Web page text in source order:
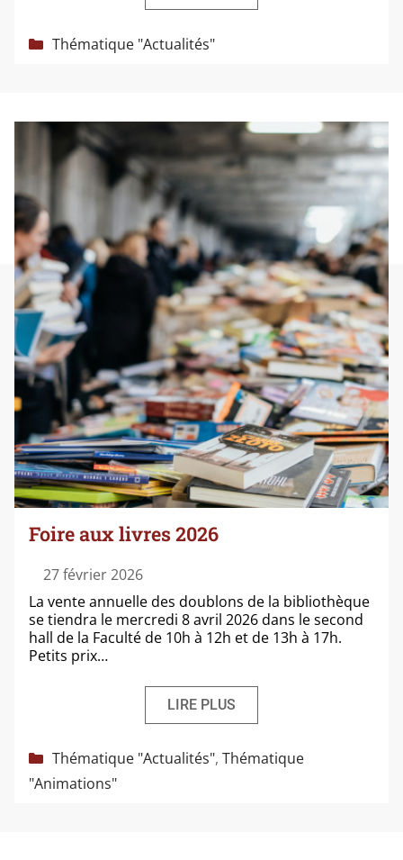
Catégories
Thématique "Actualités"
Foire aux livres 2026
27 février 2026
La vente annuelle des dou­blons de la biblio­thèque
se tien­dra le mer­cre­di 8 avril 2026 dans le second
hall de la Faculté de 10h à 12h et de 13h à 17h.
Petits prix…
LIRE PLUS
Catégories
Thématique "Actualités", Thématique
"Animations"